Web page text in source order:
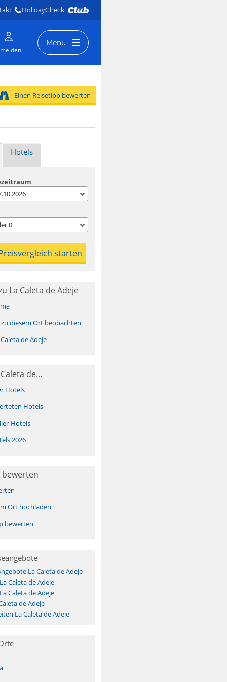
HolidayCheck
Menü
Einen Reisetipp bewerten
Hotels
0
La Caleta de Adeje
diesem Ort beobachten
de Adeje
de...
Hotels
Hotels
Hotels
2026
Ort hochladen
bewerten
La Caleta de Adeje
Caleta de Adeje
Caleta de Adeje
de Adeje
La Caleta de Adeje